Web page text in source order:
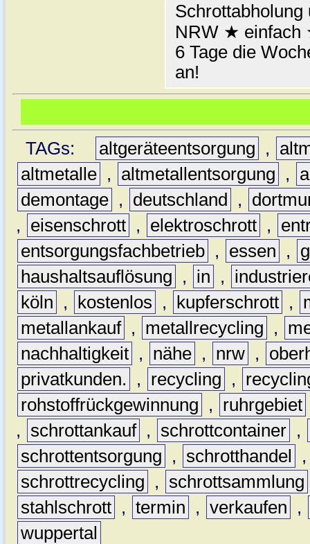
Schrottabholung
NRW ★
6 Tage die
an!
TAGs: altgeräteentsorgung ,
altmetalle , altmetallentsorgung ,
demontage , deutschland ,
,
eisenschrott , elektroschrott ,
entsorgungsfachbetrieb , essen ,
haushaltsauflösung
, in ,
köln
, kostenlos , kupferschrott ,
metallankauf , metallrecycling ,
nachhaltigkeit , nähe , nrw ,
privatkunden.
, recycling ,
rohstoffrückgewinnung
, ruhrgebiet
,
schrottankauf , schrottcontainer ,
schrottentsorgung
, schrotthandel
schrottrecycling
, schrottsammlung
stahlschrott , termin , verkaufen
,
wuppertal